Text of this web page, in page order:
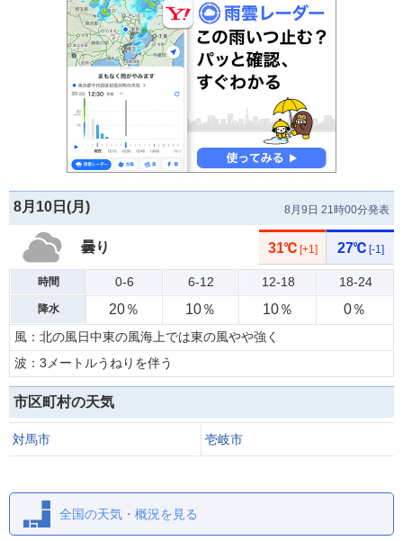
8月10日(月 ) 8月9日 21時00分発表
曇り 31℃ [+1] 27℃ [-1]
時間 0-6 6-12 12-18 18-24
降水 20％ 10％ 10％ 0％
風：北の風日中東の風海上では東の風やや強く
波：3メートルうねりを伴う
市区町村の天気
対馬市 壱岐市
全国の天気・概況を見る